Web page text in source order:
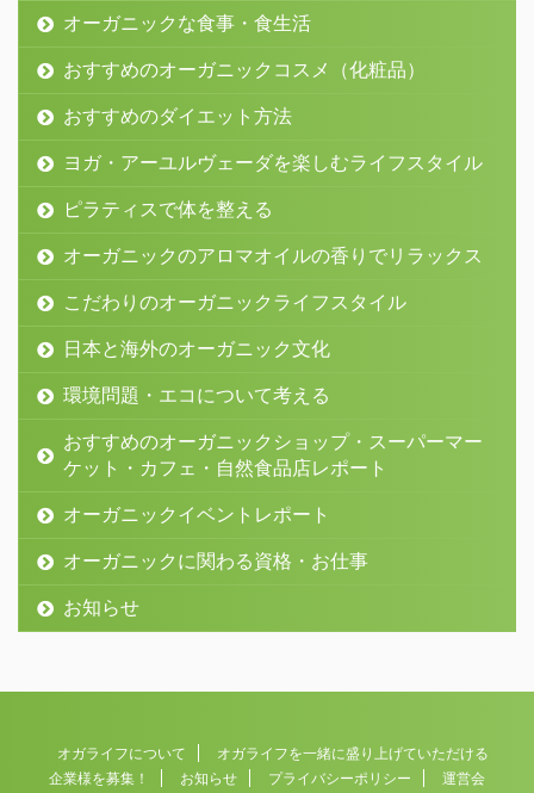
オーガニックな食事・食生活
おすすめのオーガニックコスメ（化粧品）
おすすめのダイエット方法
ヨガ・アーユルヴェーダを楽しむライフスタイル
ピラティスで体を整える
オーガニックのアロマオイルの香りでリラックス
こだわりのオーガニックライフスタイル
日本と海外のオーガニック文化
環境問題・エコについて考える
おすすめのオーガニックショップ・スーパーマー
ケット・カフェ・自然食品店レポート
オーガニックイベントレポート
オーガニックに関わる資格・お仕事
お知らせ
オガライフについて
オガライフを一緒に盛り上げていただける
企業様を募集！
お知らせ プライバシーポリシー
運営会